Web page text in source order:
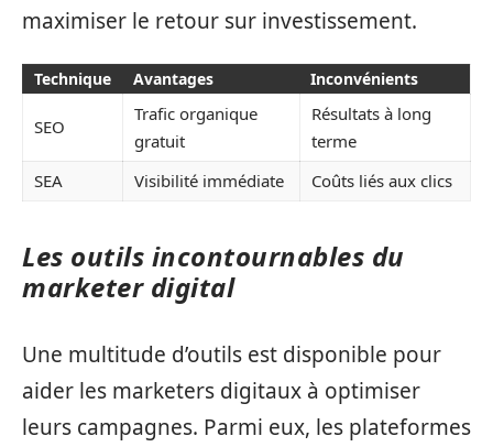
maximiser le retour sur investissement.
Technique Avantages Inconvénients
SEO
Trafic organique
gratuit
Résultats à long
terme
SEA
Visibilité immédiate Coûts liés aux clics
Les outils incontournables du
marketer digital
Une multitude d’outils est disponible pour
aider les marketers digitaux à optimiser
leurs campagnes. Parmi eux, les plateformes